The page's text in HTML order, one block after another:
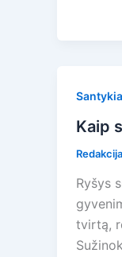
Kaip
Redakcija
Ryšys
tvirtą,